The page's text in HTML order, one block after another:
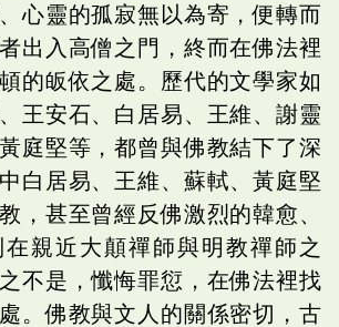
心靈的孤寂無以為寄，便轉而
出入高僧之門，終而在佛法裡
的皈依之處。歷代的文學家如
王安石、白居易、王維、謝靈
庭堅等，都曾與佛教結下了深
白居易、王維、蘇軾、黃庭堅
，甚至曾經反佛激烈的韓愈、
親近大顛禪師與明教禪師之
不是，懺悔罪愆，在佛法裡找
。佛教與文人的關係密切，古